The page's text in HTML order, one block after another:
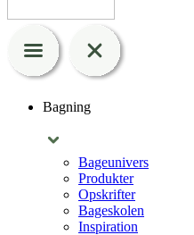
Bagning
Bageunivers
Produkter
Opskrifter
Bageskolen
Inspiration